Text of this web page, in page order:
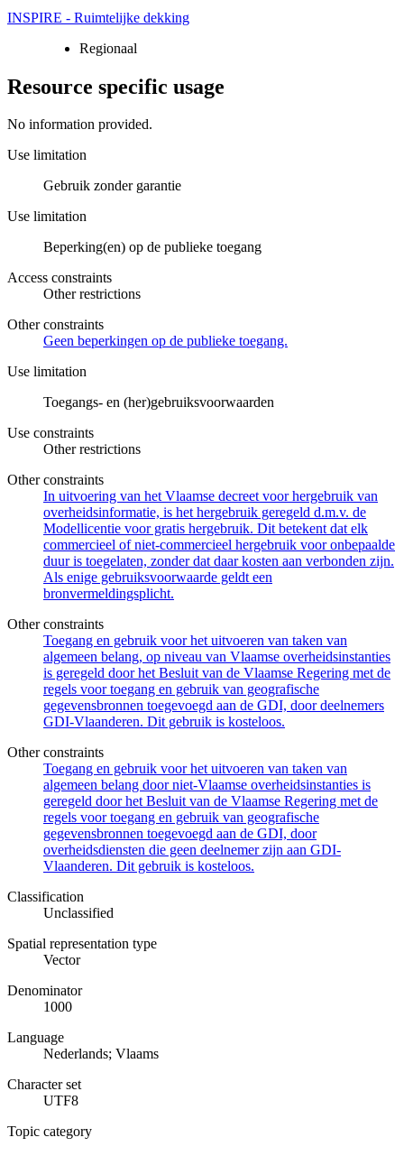
INSPIRE - Ruimtelijke dekking
Regionaal
Resource specific usage
No information provided.
Use limitation
Gebruik zonder garantie
Use limitation
Beperking(en) op de publieke toegang
Access constraints
Other restrictions
Other constraints
Geen beperkingen op de publieke toegang.
Use limitation
Toegangs- en (her)gebruiksvoorwaarden
Use constraints
Other restrictions
Other constraints
In uitvoering van het Vlaamse decreet voor hergebruik van
overheidsinformatie, is het hergebruik geregeld d.m.v. de
Modellicentie voor gratis hergebruik. Dit betekent dat elk
commercieel of niet-commercieel hergebruik voor onbepaalde
duur is toegelaten, zonder dat daar kosten aan verbonden zijn.
Als enige gebruiksvoorwaarde geldt een
bronvermeldingsplicht.
Other constraints
Toegang en gebruik voor het uitvoeren van taken van
algemeen belang, op niveau van Vlaamse overheidsinstanties
is geregeld door het Besluit van de Vlaamse Regering met de
regels voor toegang en gebruik van geografische
gegevensbronnen toegevoegd aan de GDI, door deelnemers
GDI-Vlaanderen. Dit gebruik is kosteloos.
Other constraints
Toegang en gebruik voor het uitvoeren van taken van
algemeen belang door niet-Vlaamse overheidsinstanties is
geregeld door het Besluit van de Vlaamse Regering met de
regels voor toegang en gebruik van geografische
gegevensbronnen toegevoegd aan de GDI, door
overheidsdiensten die geen deelnemer zijn aan GDI-
Vlaanderen. Dit gebruik is kosteloos.
Classification
Unclassified
Spatial representation type
Vector
Denominator
1000
Language
Nederlands; Vlaams
Character set
UTF8
Topic category